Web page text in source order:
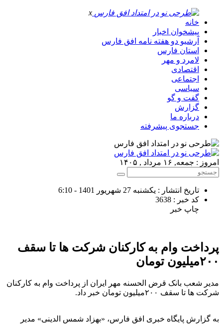
x
خانه
پیشخوان اخبار
آرشیو دو هفته نامه افق فارس
استان فارس
لامرد و مهر
اقتصادی
اجتماعی
سیاسی
گفت و گو
گزارش
درباره ما
جستجوی پیشرفته
امروز : جمعه, ۱۶ مرداد , ۱۴۰۵
تاریخ انتشار : یکشنبه 27 شهریور 1401 - 6:10
کد خبر : 3638
چاپ خبر
پرداخت وام به کارکنان شرکت ها تا سقف
۲۰۰میلیون تومان
مدیر شعب بانک قرض الحسنه مهر ایران از پرداخت وام به کارکنان
شرکت ها تا سقف ۲۰۰میلیون تومان خبر داد.
به گزارش پایگاه خبری افق فارس، «بهزاد شمس الدینی» مدیر